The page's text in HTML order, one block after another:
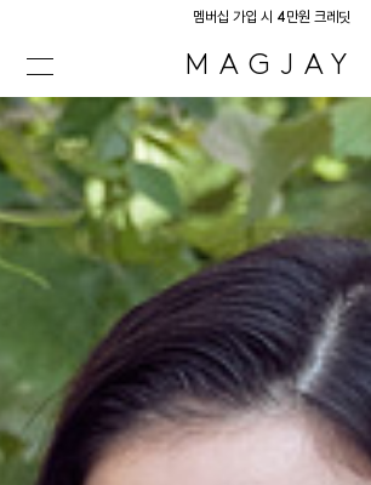
멤버십 가입 시 4만원 크레딧
MAGJAY